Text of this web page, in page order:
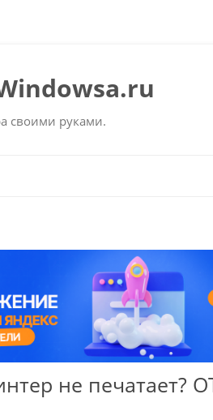
своими руками.
не печатает?